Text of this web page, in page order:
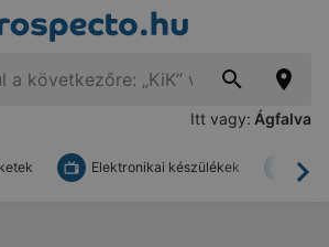
Itt vagy: Ágfalva
Elektronikai készülékek